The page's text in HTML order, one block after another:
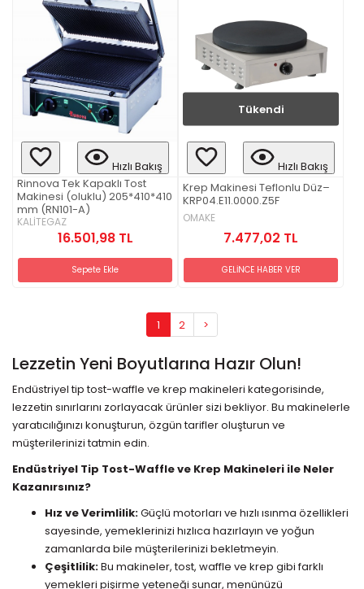
Hızlı Bakış
Rinnova Tek Kapaklı Tost
Makinesi (oluklu) 205*410*410
mm (RN101-A)
KALİTEGAZ
16.501,98 TL
Sepete Ekle
Tükendi
Hızlı Bakış
Krep Makinesi Teflonlu Düz–
KRP04.E11.0000.Z5F
OMAKE
7.477,02 TL
GELİNCE HABER VER
1 2 >
Lezzetin Yeni Boyutlarına Hazır Olun!
Endüstriyel tip tost-waffle ve krep makineleri kategorisinde,
lezzetin sınırlarını zorlayacak ürünler sizi bekliyor. Bu makinelerle
yaratıcılığınızı konuşturun, özgün tarifler oluşturun ve
müşterilerinizi tatmin edin.
Endüstriyel Tip Tost-Waffle ve Krep Makineleri ile Neler
Kazanırsınız?
Hız ve Verimlilik:Güçlü motorları ve hızlı ısınma özellikleri
sayesinde, yemeklerinizi hızlıca hazırlayın ve yoğun
zamanlarda bile müşterilerinizi bekletmeyin.
Çeşitlilik:Bu makineler, tost, waffle ve krep gibi farklı
yemekleri pişirme yeteneği sunar, menünüzü